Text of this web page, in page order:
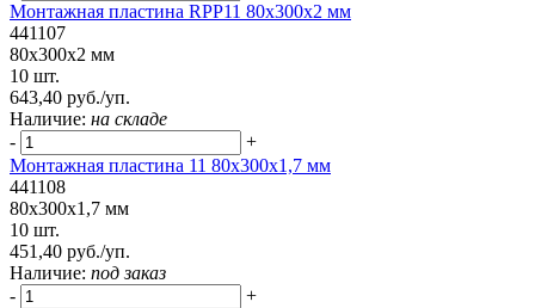
Монтажная пластина RPP11 80x300x2 мм
441107
80x300x2 мм
10 шт.
643,40 руб./уп.
Наличие: на складе
-
+
Монтажная пластина 11 80x300x1,7 мм
441108
80x300x1,7 мм
10 шт.
451,40 руб./уп.
Наличие: под заказ
-
+